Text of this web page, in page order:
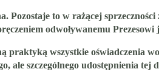
Pozostaje to w rażącej
odwoływanemu
wszystkie oświadczenia
ale szczególnego udostępnienia